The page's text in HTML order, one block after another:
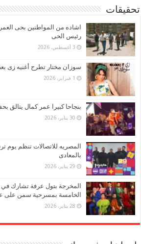
تحقيقات
اشاده من المواطنين بحى
رئيس الحى
3 أغسطس، 2026
سوزان مختار تطرح أغنيه زى
1 فبراير، 2026
بنجاحا كبيرا عمر كمال يتالق
30 يناير، 2026
المصريه للاتصالات تنظم يوم
بالمعادى
29 يناير، 2026
المخرجة بتول عرفة تشارك
الخامسة بمسرحية سمن على
28 يناير، 2026